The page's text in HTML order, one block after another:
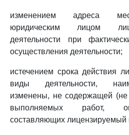
изменением адреса
юридическим лицом
деятельности при
осуществления деятельности;
истечением срока действия
виды деятельности,
изменены, не содержащей
выполняемых работ,
составляющих лицензируемый